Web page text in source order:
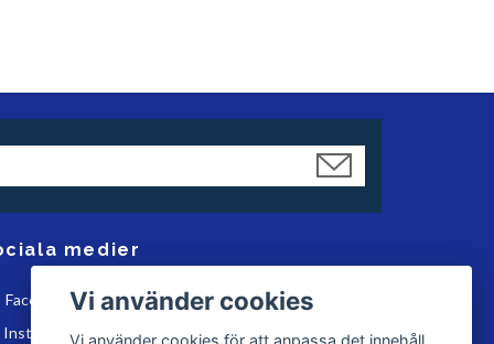
medier
Facebook
Instagram
Vi använder cookies